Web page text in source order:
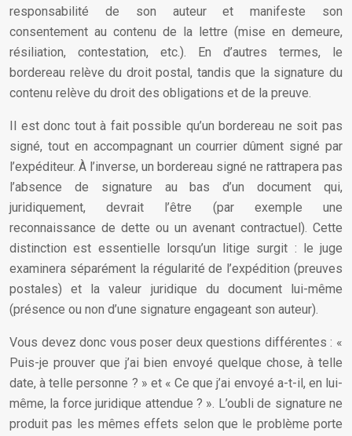
responsabilité de son auteur et manifeste son
consentement au contenu de la lettre (mise en demeure,
résiliation, contestation, etc.). En d’autres termes, le
bordereau relève du droit postal, tandis que la signature du
contenu relève du droit des obligations et de la preuve.
Il est donc tout à fait possible qu’un bordereau ne soit pas
signé, tout en accompagnant un courrier dûment signé par
l’expéditeur. À l’inverse, un bordereau signé ne rattrapera pas
l’absence de signature au bas d’un document qui,
juridiquement, devrait l’être (par exemple une
reconnaissance de dette ou un avenant contractuel). Cette
distinction est essentielle lorsqu’un litige surgit : le juge
examinera séparément la régularité de l’expédition (preuves
postales) et la valeur juridique du document lui-même
(présence ou non d’une signature engageant son auteur).
Vous devez donc vous poser deux questions différentes : «
Puis-je prouver que j’ai bien envoyé quelque chose, à telle
date, à telle personne ? » et « Ce que j’ai envoyé a-t-il, en lui-
même, la force juridique attendue ? ». L’oubli de signature ne
produit pas les mêmes effets selon que le problème porte